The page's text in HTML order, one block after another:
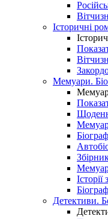
Історичні
Мемуари.
Детективи.